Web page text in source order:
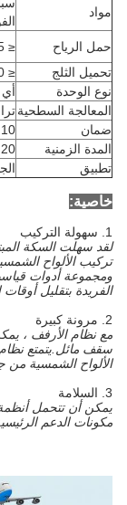
مواد
حمل الرياح
≤ 45 م / ث
تحميل الثلج
≤ 100 سم
نوع الوحدة
أي
المعالجة السطحية
ضمان
10 سنوات
المدة الزمنية
20 سنه
تطبيق
خاصية:
1. سهولة التركيب
لقد سهلت السكة
تركيب الألواح
ومجموعة أدوات
الفريدة بتقليل
2. مرونة كبيرة
مع نظام الأرفف ،
سقف مائل.يتمتع
الألواح الشمسية من
3. السلامة
يمكن أن تتحمل
مكونات الدعم